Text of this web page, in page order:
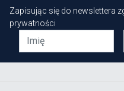
Zapisując się do newslettera
prywatności